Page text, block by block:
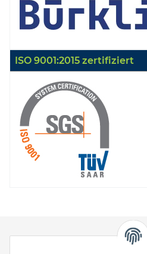
ISO 9001:2015 zertifiziert